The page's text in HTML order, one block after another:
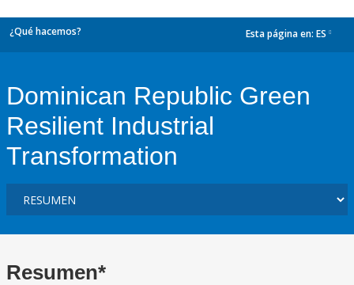
¿Qué hacemos? Esta página en: ES
Dominican Republic Green
Resilient Industrial
Transformation
Resumen*